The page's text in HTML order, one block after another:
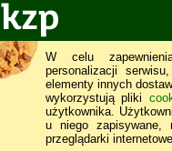
W celu
personalizacji
elementy innych
wykorzystują pliki
użytkownika.
u niego zapisywane,
przeglądarki